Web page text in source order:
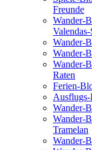
Freunde
Wan­der-
Wan­der-
Wan­der-
Wan­der-
Raten
Feri­en-
Aus­flugs-
Wan­der-
Wan­der-
Tramelan
Wan­der-